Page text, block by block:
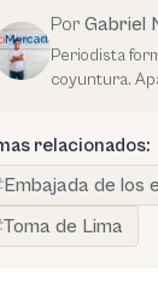
Por Gabriel
Periodista
coyuntura.
relacionados:
Embajada de los
Toma de Lima